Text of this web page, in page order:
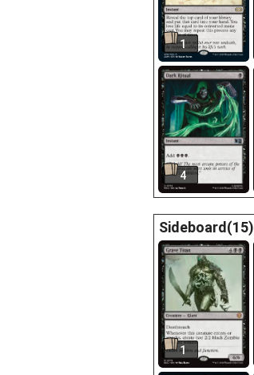
1
4
Sideboard(15)
1